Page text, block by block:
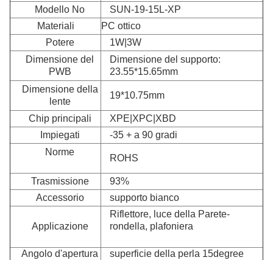
Modello No
SUN-19-15L-XP
Materiali
PC ottico
Potere
1W|3W
Dimensione del
PWB
Dimensione del supporto:
23.55*15.65mm
Dimensione della
lente
19*10.75mm
Chip principali
XPE|XPC|XBD
Impiegati
-35 + a 90 gradi
Norme
ROHS
Trasmissione
93%
Accessorio
supporto bianco
Applicazione
Riflettore, luce della Parete-
rondella, plafoniera
Angolo d'apertura superficie della perla 15degree